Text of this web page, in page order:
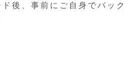
ド後、事前にご自身でバック